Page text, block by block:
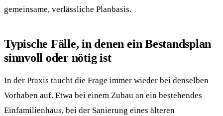
gemeinsame, verlässliche Planbasis.
Typische Fälle, in denen ein Bestandsplan
sinnvoll oder nötig ist
In der Praxis taucht die Frage immer wieder bei denselben
Vorhaben auf. Etwa bei einem Zubau an ein bestehendes
Einfamilienhaus, bei der Sanierung eines älteren